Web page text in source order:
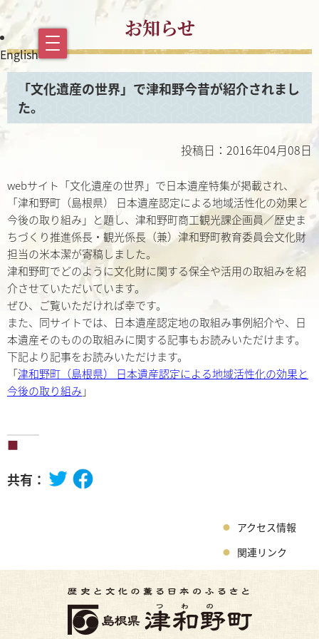
English
お知らせ
「文化遺産の世界」で津和野今昔が紹介されまし
た。
投稿日：2016年04月08日
webサイト「文化遺産の世界」で日本遺産特集が掲載され、
「津和野町（島根県） 日本遺産認定による地域活性化の効果と
今後の取り組み」と題し、津和野町商工観光課企画員／歴史ま
ちづくり推進係長・観光係長（兼）津和野町教育委員会文化財
担当の米本潔が寄稿しました。
津和野町でどのように文化財に関する保全や活用の取組みを紹
介させていただいています。
ぜひ、ご覧いただければ幸です。
また、同サイトでは、日本遺産認定地の取組み事例紹介や、日
本遺産そのものの取組みに関する記事もお読みいただけます。
下記より記事をお読みいただけます。
「津和野町（島根県） 日本遺産認定による地域活性化の効果と
今後の取り組み 」
共有：
アクセス情報
関連リンク